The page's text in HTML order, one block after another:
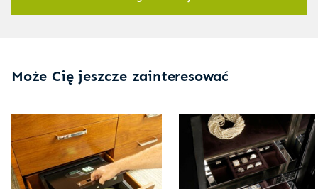
Może Cię jeszcze zainteresować